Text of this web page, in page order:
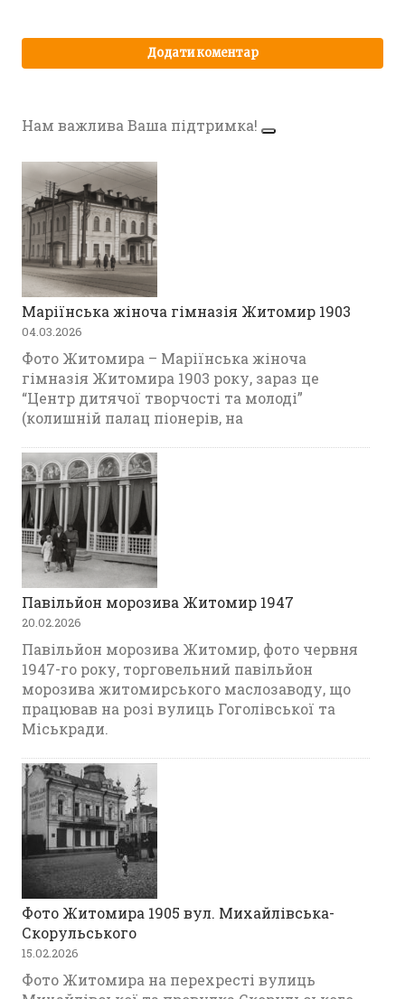
Нам важлива Ваша підтримка!
Маріїнська жіноча гімназія Житомир 1903
04.03.2026
Фото Житомира – Маріїнська жіноча
гімназія Житомира 1903 року, зараз це
“Центр дитячої творчості та молоді”
(колишній палац піонерів, на
Павільйон морозива Житомир 1947
20.02.2026
Павільйон морозива Житомир, фото червня
1947-го року, торговельний павільйон
морозива житомирського маслозаводу, що
працював на розі вулиць Гоголівської та
Міськради.
Фото Житомира 1905 вул. Михайлівська-
Скорульського
15.02.2026
Фото Житомира на перехресті вулиць